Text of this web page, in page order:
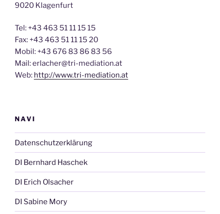
9020 Klagenfurt
Tel: +43 463 51 11 15 15
Fax: +43 463 51 11 15 20
Mobil: +43 676 83 86 83 56
Mail: erlacher@tri-mediation.at
Web: http://www.tri-mediation.at
NAVI
Datenschutzerklärung
DI Bernhard Haschek
DI Erich Olsacher
DI Sabine Mory